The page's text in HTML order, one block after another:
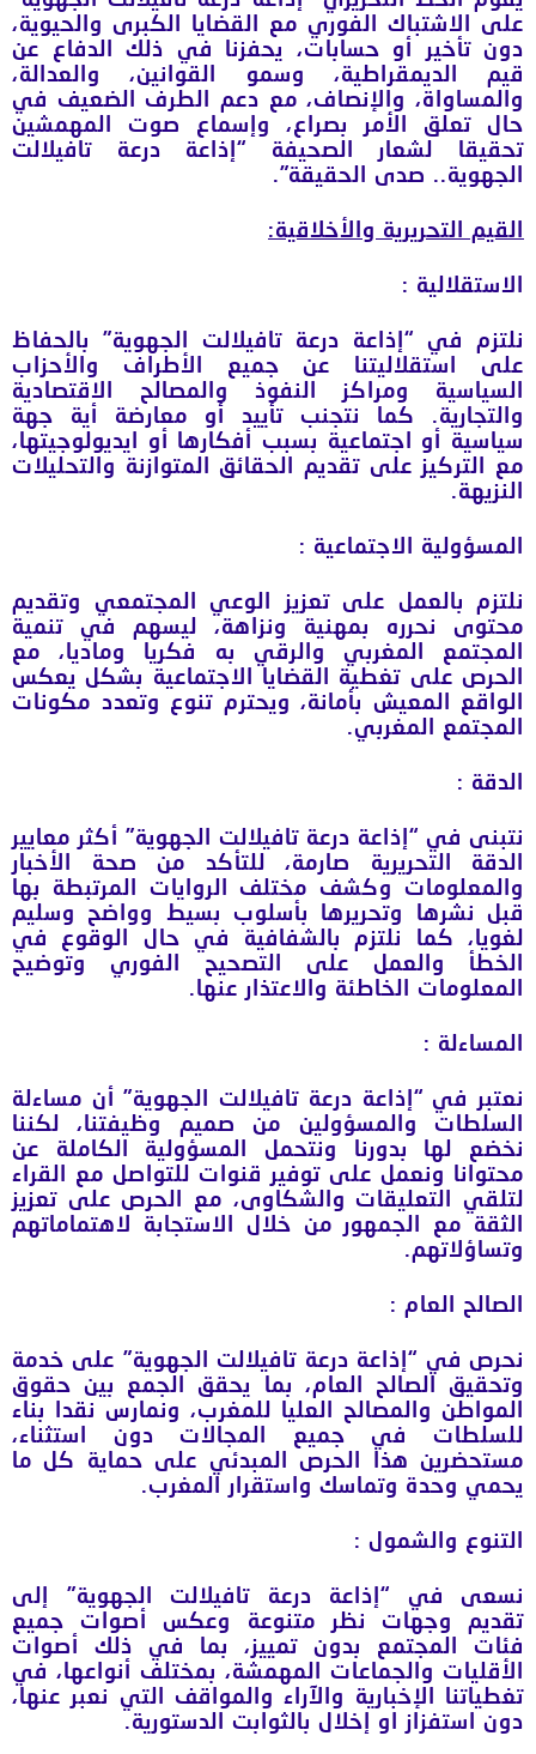
على الاشتباك الفوري مع القضايا الكبرى والحيوية،
دون تأخير أو حسابات، يحفزنا في ذلك الدفاع عن
قيم الديمقراطية، وسمو القوانين، والعدالة،
والمساواة، والإنصاف، مع دعم الطرف الضعيف في
حال تعلق الأمر بصراع، وإسماع صوت المهمشين
تحقيقا لشعار الصحيفة “إذاعة درعة تافيلالت
الجهوية.. صدى الحقيقة”.
القيم التحريرية والأخلاقية:
الاستقلالية :
نلتزم في “إذاعة درعة تافيلالت الجهوية” بالحفاظ
على استقلاليتنا عن جميع الأطراف والأحزاب
السياسية ومراكز النفوذ والمصالح الاقتصادية
والتجارية. كما نتجنب تأييد أو معارضة أية جهة
سياسية أو اجتماعية بسبب أفكارها أو ايديولوجيتها،
مع التركيز على تقديم الحقائق المتوازنة والتحليلات
النزيهة.
المسؤولية الاجتماعية :
نلتزم بالعمل على تعزيز الوعي المجتمعي وتقديم
محتوى نحرره بمهنية ونزاهة، ليسهم في تنمية
المجتمع المغربي والرقي به فكريا وماديا، مع
الحرص على تغطية القضايا الاجتماعية بشكل يعكس
الواقع المعيش بأمانة، ويحترم تنوع وتعدد مكونات
المجتمع المغربي.
الدقة :
نتبنى في “إذاعة درعة تافيلالت الجهوية” أكثر معايير
الدقة التحريرية صارمة، للتأكد من صحة الأخبار
والمعلومات وكشف مختلف الروايات المرتبطة بها
قبل نشرها وتحريرها بأسلوب بسيط وواضح وسليم
لغويا، كما نلتزم بالشفافية في حال الوقوع في
الخطأ والعمل على التصحيح الفوري وتوضيح
المعلومات الخاطئة والاعتذار عنها.
المساءلة :
نعتبر في “إذاعة درعة تافيلالت الجهوية” أن مساءلة
السلطات والمسؤولين من صميم وظيفتنا، لكننا
نخضع لها بدورنا ونتحمل المسؤولية الكاملة عن
محتوانا ونعمل على توفير قنوات للتواصل مع القراء
لتلقي التعليقات والشكاوى، مع الحرص على تعزيز
الثقة مع الجمهور من خلال الاستجابة لاهتماماتهم
وتساؤلاتهم.
الصالح العام :
نحرص في “إذاعة درعة تافيلالت الجهوية” على خدمة
وتحقيق الصالح العام، بما يحقق الجمع بين حقوق
المواطن والمصالح العليا للمغرب، ونمارس نقدا بناء
للسلطات في جميع المجالات دون استثناء،
مستحضرين هذا الحرص المبدئي على حماية كل ما
يحمي وحدة وتماسك واستقرار المغرب.
التنوع والشمول :
نسعى في “إذاعة درعة تافيلالت الجهوية” إلى
تقديم وجهات نظر متنوعة وعكس أصوات جميع
فئات المجتمع بدون تمييز، بما في ذلك أصوات
الأقليات والجماعات المهمشة، بمختلف أنواعها، في
تغطياتنا الإخبارية والآراء والمواقف التي نعبر عنها،
دون استفزاز او إخلال بالثوابت الدستورية.